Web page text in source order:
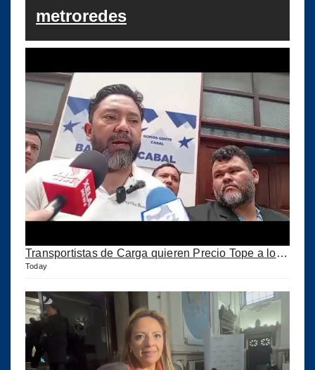
metroredes
Transportistas de Carga quieren Precio Tope a los combustibles
Today